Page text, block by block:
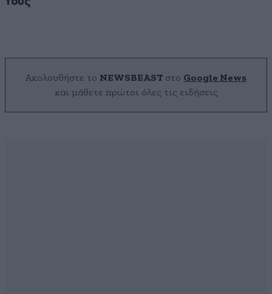
Ακολουθήστε το NEWSBEAST στο Google News
και μάθετε πρώτοι όλες τις ειδήσεις